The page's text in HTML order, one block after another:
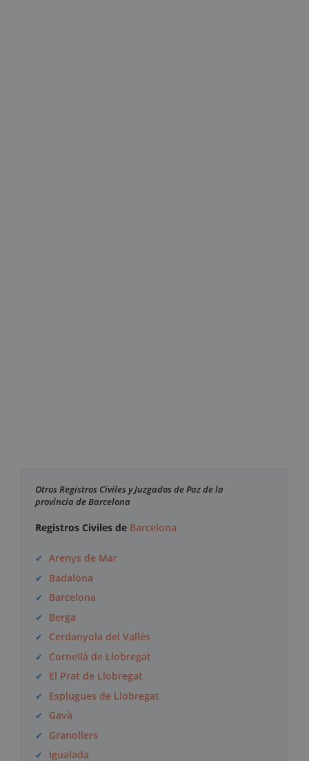
Otros Registros Civiles y Juzgados de Paz de la
provincia de Barcelona
Registros Civiles de Barcelona
Arenys de Mar
Badalona
Barcelona
Berga
Cerdanyola del Vallès
Cornellà de Llobregat
El Prat de Llobregat
Esplugues de Llobregat
Gavà
Granollers
Igualada